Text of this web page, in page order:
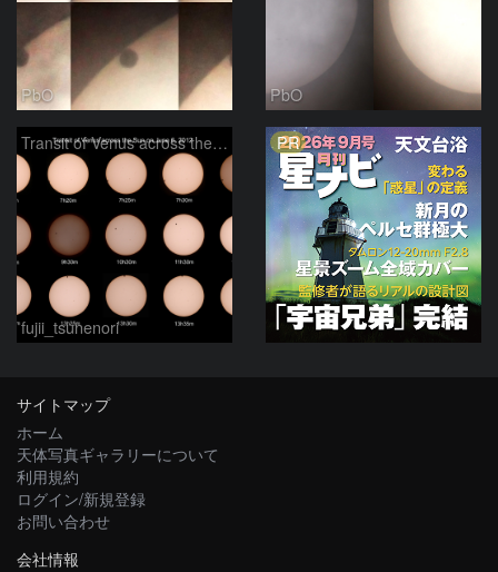
PbO PbO
Transit of Venus across the Sun
fujii_tsunenori
PR
サイトマップ
ホーム
天体写真ギャラリーについて
利用規約
ログイン/新規登録
お問い合わせ
会社情報